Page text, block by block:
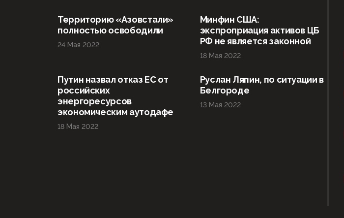
Территорию «Азовстали»
полностью освободили
24 Мая 2022
Минфин США:
экспроприация активов ЦБ
РФ не является законной
18 Мая 2022
Путин назвал отказ ЕС от
российских
энергоресурсов
экономическим аутодафе
18 Мая 2022
Руслан Ляпин, по ситуации в
Белгороде
13 Мая 2022